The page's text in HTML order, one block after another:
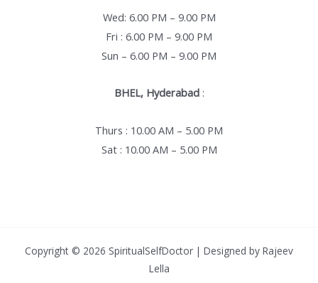
Wed: 6.00 PM – 9.00 PM
Fri : 6.00 PM – 9.00 PM
Sun – 6.00 PM – 9.00 PM
BHEL, Hyderabad:
Thurs : 10.00 AM – 5.00 PM
Sat : 10.00 AM – 5.00 PM
Copyright © 2026 SpiritualSelfDoctor | Designed by Rajeev
Lella